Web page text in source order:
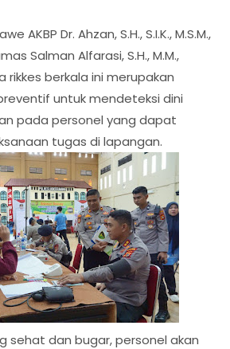
AKBP Dr. Ahzan, S.H., S.I.K., M.S.M.,
Salman Alfarasi, S.H., M.M.,
berkala ini merupakan
untuk mendeteksi dini
pada personel yang dapat
tugas di lapangan.
sehat dan bugar, personel akan